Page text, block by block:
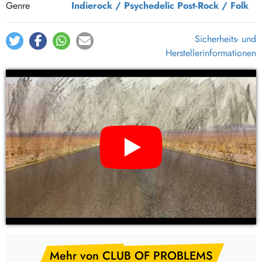
Genre Indierock / Psychedelic Post-Rock / Folk
Sicherheits- und
Herstellerinformationen
YouTube Video: CLUB OF PROBLEMS – s/t (LP Vinyl)
Mehr von CLUB OF PROBLEMS